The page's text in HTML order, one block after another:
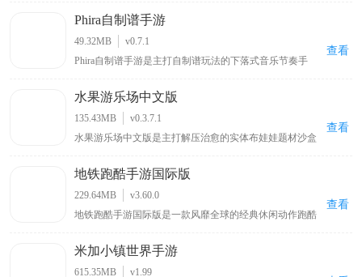
争工艺。该游戏场景设计宏伟，地图广袤，在地图上会有
不同国家划分出来疆域，你将依照不断增加的战争工艺来
突破各个国家的防御，好吸取成熟的战争艺术，游戏关卡
多样，具备的玩法也非常丰富，绝对会给予你非常刺激的
Phira自制谱手游
49.32MB
v0.7.1
Phira自制谱手游是主打自制谱玩法的下落式音乐节奏手
适配不同水平玩家随心游玩。依托精准下落式音符判定机
制，把控节奏点击音符，感受旋律与操作联动的乐趣。同
时本作是稳定性极强的本地自制谱模拟器，兼顾游玩、制
谱双向功能，搭建玩家创作社区，汇聚海量自制谱面，兼
者的优质佳作。
查看
水果游乐场中文版
135.43MB
v0.3.7.1
水果游乐场中文版是主打解压治愈的实体布娃娃题材沙盒
搭建机械装置、载具车辆、休闲建筑，打造专属原创作
品。搭配全视角自由切换功能，多角度把控创作细节，优
化建造手感。本次上线全新汉化版本，打开即为原生中文
界面，扫清语言障碍，轻松沉浸式体验自由沙盒乐趣。
查看
地铁跑酷手游国际版
229.64MB
v3.60.0
地铁跑酷手游国际版是一款风靡全球的经典休闲动作跑酷
角杰克，因地铁轨道涂鸦被警察与猎犬追捕，开启惊险刺
激的无尽逃亡之旅。通过上下左右滑动屏幕灵活闪避轨道
查看
米加小镇世界手游
615.35MB v1.99